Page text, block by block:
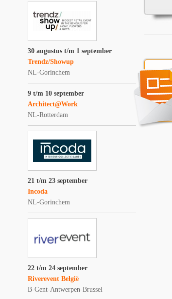
30 augustus t/m 1 september
Trendz/Showup
NL-Gorinchem
9 t/m 10 september
Architect@Work
NL-Rotterdam
21 t/m 23 september
Incoda
NL-Gorinchem
22 t/m 24 september
Riverevent België
B-Gent-Antwerpen-Brussel